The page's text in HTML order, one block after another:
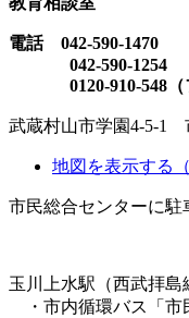
電話 042-590-1470
042-590-1254
0120-910-548（フ
武蔵村山市学園4-5-1
地図を表示する
市民総合センターに駐
玉川上水駅（西武拝
・市内循環バス「